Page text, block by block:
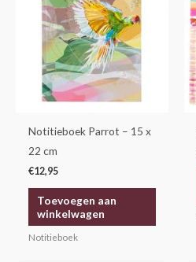
Notitieboek Parrot – 15 x
22 cm
€12,95
Toevoegen aan
winkelwagen
Notitieboek